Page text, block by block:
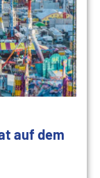
auf dem